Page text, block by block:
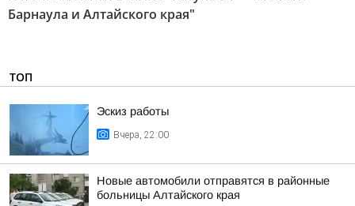
Барнаула и Алтайского края"
ТОП
Эскиз работы
Вчера, 22:00
Новые автомобили отправятся в районные
больницы Алтайского края